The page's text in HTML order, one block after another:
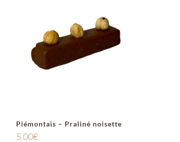
Piémontais – Praliné noisette
5,00€